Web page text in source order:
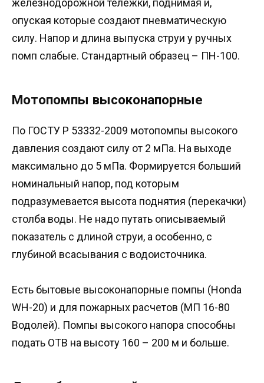
железнодорожной тележки, поднимая и,
опуская которые создают пневматическую
силу. Напор и длина выпуска струи у ручных
помп слабые. Стандартный образец – ПН-100.
Мотопомпы высоконапорные
По ГОСТУ Р 53332-2009 мотопомпы высокого
давления создают силу от 2 мПа. На выходе
максимально до 5 мПа. Формируется больший
номинальный напор, под которым
подразумевается высота поднятия (перекачки)
столба воды. Не надо путать описываемый
показатель с длиной струи, а особенно, с
глубиной всасывания с водоисточника.
Есть бытовые высоконапорные помпы (Honda
WH-20) и для пожарных расчетов (МП 16-80
Водолей). Помпы высокого напора способны
подать ОТВ на высоту 160 – 200 м и больше.